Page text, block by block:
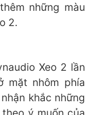
những màu
2.
Xeo 2 lần
mặt nhôm phía
khắc những